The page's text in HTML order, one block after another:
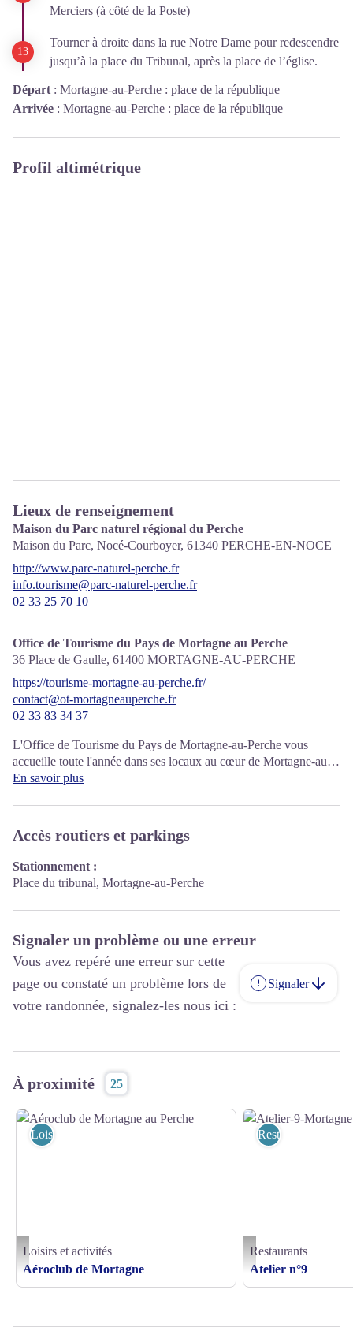
Merciers (à côté de la Poste)
Tourner à droite dans la rue Notre Dame pour redescendre
jusqu’à la place du Tribunal, après la place de l’église.
Départ : Mortagne-au-Perche : place de la république
Arrivée : Mortagne-au-Perche : place de la république
Profil altimétrique
Lieux de renseignement
Maison du Parc naturel régional du Perche
Maison du Parc, Nocé-Courboyer, 61340 PERCHE-EN-NOCE
http://www.parc-naturel-perche.fr
info.tourisme@parc-naturel-perche.fr
02 33 25 70 10
Office de Tourisme du Pays de Mortagne au Perche
36 Place de Gaulle, 61400 MORTAGNE-AU-PERCHE
https://tourisme-mortagne-au-perche.fr/
contact@ot-mortagneauperche.fr
02 33 83 34 37
L'Office de Tourisme du Pays de Mortagne-au-Perche vous
accueille toute l'année dans ses locaux au cœur de Mortagne-au-
Perche.
En savoir plus
Accès routiers et parkings
Stationnement :
Place du tribunal, Mortagne-au-Perche
Signaler un problème ou une erreur
Vous avez repéré une erreur sur cette
page ou constaté un problème lors de
votre randonnée, signalez-les nous ici :
Signaler
À proximité 25
Aéroclub de Mortagne au Perche - ©AC Mortagne
Loisirs et activités
Loisirs et activités
Aéroclub de Mortagne
Atelier-9-Mortagne - ©
Restaurants
Restaurants
Atelier n°9